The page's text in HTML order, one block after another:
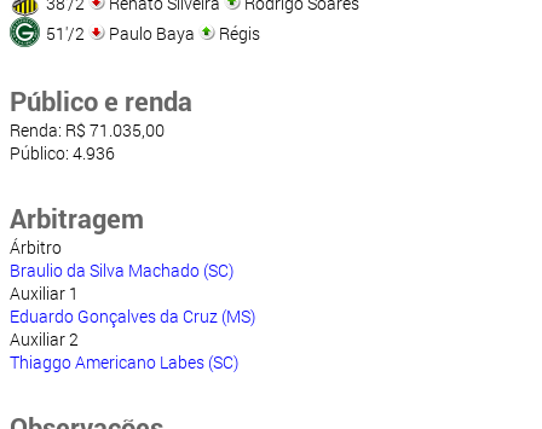
51'/2
Paulo Baya Régis
Público e renda
Renda: R$ 71.035,00
Público: 4.936
Arbitragem
Árbitro
Braulio da Silva Machado (SC)
Auxiliar 1
Eduardo Gonçalves da Cruz (MS)
Auxiliar 2
Thiaggo Americano Labes (SC)